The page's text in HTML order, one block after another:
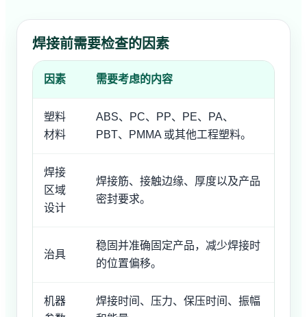
焊接前需要检查的因素
因素 需要考虑的内容
塑料
材料
ABS、PC、PP、PE、PA、
PBT、PMMA 或其他工程塑料。
焊接
区域
设计
焊接筋、接触边缘、厚度以及产品
密封要求。
治具
稳固并准确固定产品，减少焊接时
的位置偏移。
机器
焊接时间、压力、保压时间、振幅